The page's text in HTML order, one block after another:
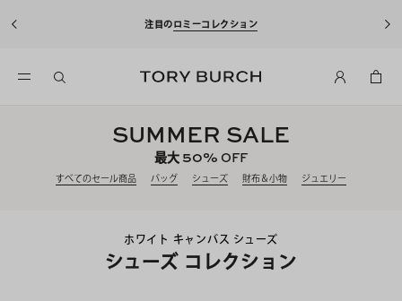
注目のロミーコレクション
SUMMER SALE
最大50% OFF
すべてのセール商品 バッグ シューズ 財布＆小物 ジュエリー
ホワイト キャンバス シューズ
シューズ コレクション